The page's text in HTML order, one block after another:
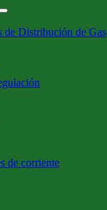
de Distribución de Gas
de corriente